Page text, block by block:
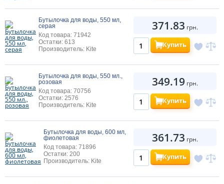
Бутылочка для воды, 550 мл,
серая
Код товара: 71942
Остатки: 613
Производитель: Kite
371.83 грн.
Купить
Бутылочка для воды, 550 мл.,
розовая
Код товара: 70756
Остатки: 2576
Производитель: Kite
349.19 грн.
Купить
Бутылочка для воды, 600 мл,
фиолетовая
Код товара: 71896
Остатки: 200
Производитель: Kite
361.73 грн.
Купить